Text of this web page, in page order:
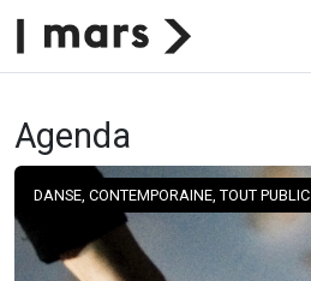
Agenda
DANSE, CONTEMPORAINE, TOUT PUBLIC